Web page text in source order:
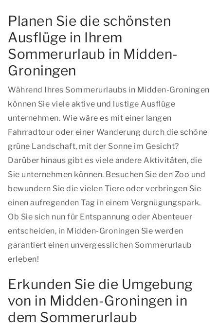
Planen Sie die schönsten
Ausflüge in Ihrem
Sommerurlaub in Midden-
Groningen
Während Ihres Sommerurlaubs in Midden-Groningen
können Sie viele aktive und lustige Ausflüge
unternehmen. Wie wäre es mit einer langen
Fahrradtour oder einer Wanderung durch die schöne
grüne Landschaft, mit der Sonne im Gesicht?
Darüber hinaus gibt es viele andere Aktivitäten, die
Sie unternehmen können. Besuchen Sie den Zoo und
bewundern Sie die vielen Tiere oder verbringen Sie
einen aufregenden Tag in einem Vergnügungspark.
Ob Sie sich nun für Entspannung oder Abenteuer
entscheiden, in Midden-Groningen Sie werden
garantiert einen unvergesslichen Sommerurlaub
erleben!
Erkunden Sie die Umgebung
von in Midden-Groningen in
dem Sommerurlaub